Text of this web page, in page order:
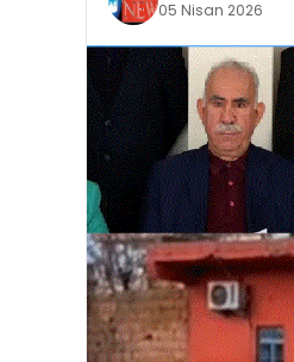
05 Nisan 2026